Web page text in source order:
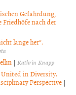
Gefährdung,
nach der
lange her“.
|Kathrin Knapp
United in Diversity.
Perspective |